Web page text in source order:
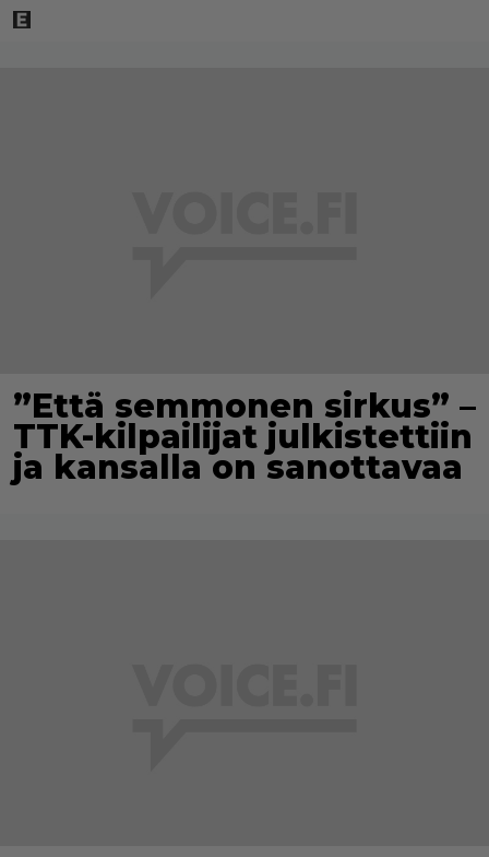
”Että semmonen sirkus” –
TTK-kilpailijat julkistettiin
ja kansalla on sanottavaa